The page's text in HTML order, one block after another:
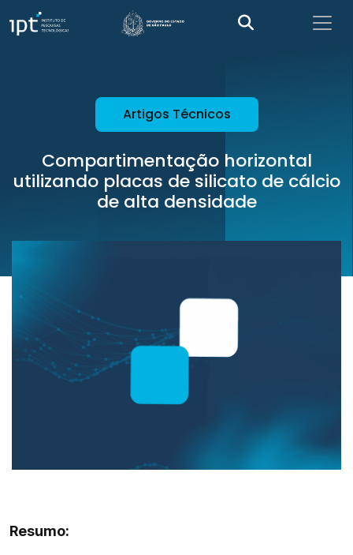
Artigos Técnicos
Compartimentação horizontal
utilizando placas de silicato de cálcio
de alta densidade
Resumo: